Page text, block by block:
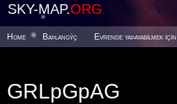
SKY-MAP.ORG
Home Baþlangýç Evrende yaþayabilmek için
GRLpGpAG